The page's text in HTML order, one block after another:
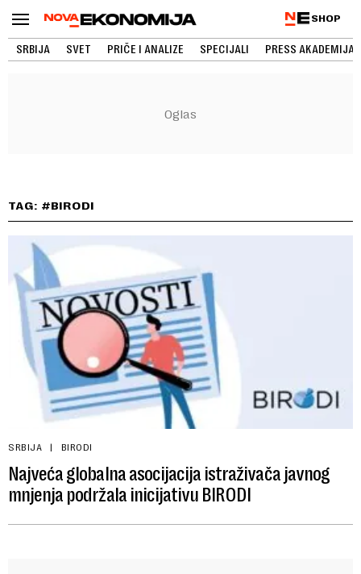
SHOP
SRBIJA SVET PRIČE I ANALIZE SPECIJALI PRESS AKADEMIJA
TAG: #BIRODI
SRBIJA BIRODI
Najveća globalna asocijacija istraživača javnog
mnjenja podržala inicijativu BIRODI